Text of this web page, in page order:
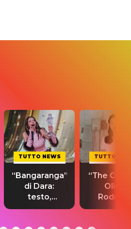
TUTTO NEWS
“Bangaranga”
di Dara:
testo,
traduzione e
TUTTO
“The
Olivia
testo,